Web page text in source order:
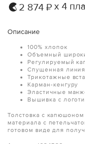
2 874 ₽ х 4
Описание
100% хлопок
Объемный
Регулируемый
Спущенная
Трикотажные
Карман-кенгуру
Эластичные
Вышивка с
Толстовка с
материала с
готовом виде для